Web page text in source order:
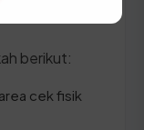
berikut:
cek fisik